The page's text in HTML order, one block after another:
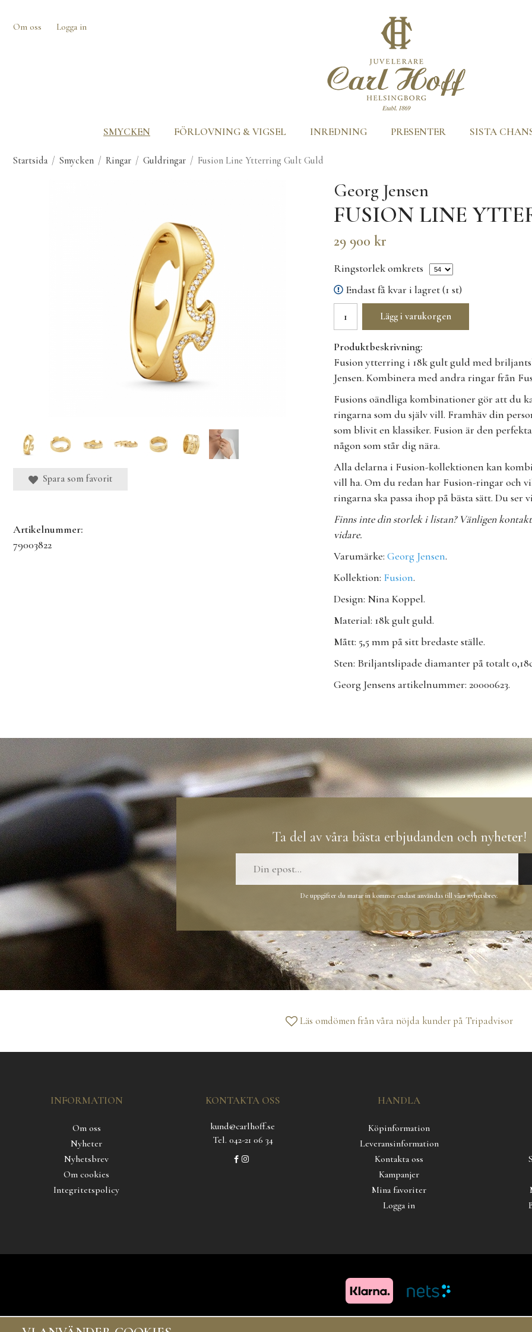
Om oss Logga in
SMYCKEN FÖRLOVNING & VIGSEL INREDNING PRESENTER SISTA
Startsida / Smycken / Ringar / Guldringar / Fusion Line Ytterring Gult Guld
Georg Jensen
FUSION LINE
29 900 kr
Ringstorlek omkrets
Endast få kvar i lagret (1 st)
Lägg i varukorgen
Produktbeskrivning:
Fusion ytterring i 18k gult guld med
Jensen. Kombinera med andra ringar från
Fusions oändliga kombinationer gör att du
ringarna som du själv vill. Framhäv din
som blivit en klassiker. Fusion är den
någon som står dig nära.
Alla delarna i Fusion-kollektionen kan
vill ha. Om du redan har Fusion-ringar och
ringarna ska passa ihop på bästa sätt. Du
Finns inte din storlek i listan? Vänligen
vidare.
Varumärke: Georg Jensen.
Kollektion: Fusion.
Design: Nina Koppel.
Material: 18k gult guld.
Mått: 5,5 mm på sitt bredaste ställe.
Sten: Briljantslipade diamanter på totalt
Georg Jensens artikelnummer: 20000623.
Spara som favorit
Artikelnummer:
79003822
Ta del av våra bästa erbjudanden och nyheter!
De uppgifter du matar in kommer endast användas till våra nyhetsbrev.
Läs omdömen från våra nöjda kunder på Tripadvisor
INFORMATION
Om oss
Nyheter
Nyhetsbrev
Om cookies
Integritetspolicy
KONTAKTA OSS
kund@carlhoff.se
Tel. 042-21 06 34
HANDLA
Köpinformation
Leveransinformation
Kontakta oss
Kampanjer
Mina favoriter
Logga in